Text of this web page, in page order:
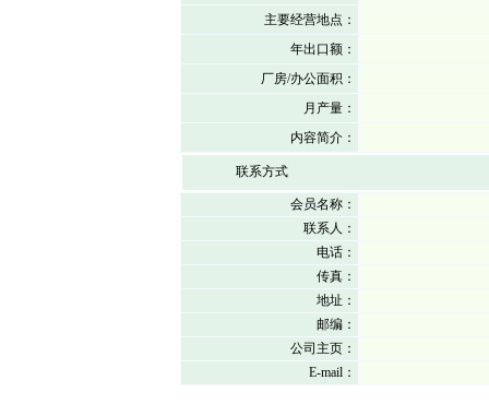
主要经营地点：
年出口额：
厂房/办公面积：
月产量：
内容简介：
联系方式
会员名称：
联系人：
电话：
传真：
地址：
邮编：
公司主页：
E-mail：